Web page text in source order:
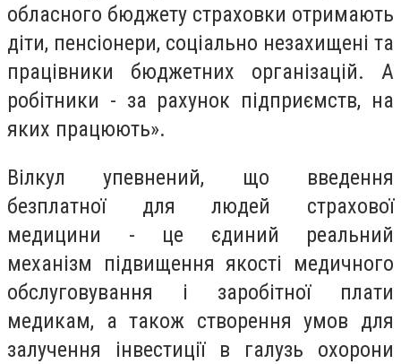
обласного бюджету страховки отримають
діти, пенсіонери, соціально незахищені та
працівники бюджетних організацій. А
робітники - за рахунок підприємств, на
яких працюють».
Вілкул упевнений, що введення
безплатної для людей страхової
медицини - це єдиний реальний
механізм підвищення якості медичного
обслуговування і заробітної плати
медикам, а також створення умов для
залучення інвестиції в галузь охорони